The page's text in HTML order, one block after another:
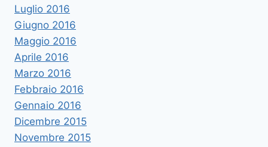
Luglio 2016
Giugno 2016
Maggio 2016
Aprile 2016
Marzo 2016
Febbraio 2016
Gennaio 2016
Dicembre 2015
Novembre 2015